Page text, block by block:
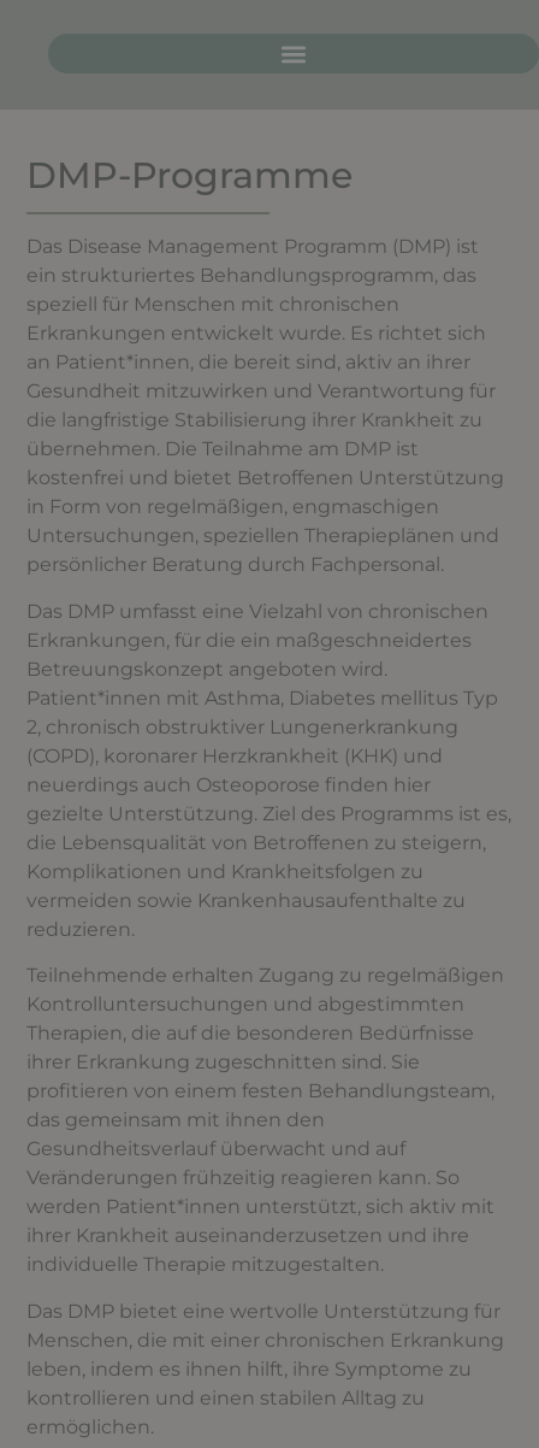
DMP-Programme
Das Disease Management Programm (DMP) ist
ein strukturiertes Behandlungsprogramm, das
speziell für Menschen mit chronischen
Erkrankungen entwickelt wurde. Es richtet sich
an Patient*innen, die bereit sind, aktiv an ihrer
Gesundheit mitzuwirken und Verantwortung für
die langfristige Stabilisierung ihrer Krankheit zu
übernehmen. Die Teilnahme am DMP ist
kostenfrei und bietet Betroffenen Unterstützung
in Form von regelmäßigen, engmaschigen
Untersuchungen, speziellen Therapieplänen und
persönlicher Beratung durch Fachpersonal.
Das DMP umfasst eine Vielzahl von chronischen
Erkrankungen, für die ein maßgeschneidertes
Betreuungskonzept angeboten wird.
Patient*innen mit Asthma, Diabetes mellitus Typ
2, chronisch obstruktiver Lungenerkrankung
(COPD), koronarer Herzkrankheit (KHK) und
neuerdings auch Osteoporose finden hier
gezielte Unterstützung. Ziel des Programms ist es,
die Lebensqualität von Betroffenen zu steigern,
Komplikationen und Krankheitsfolgen zu
vermeiden sowie Krankenhausaufenthalte zu
reduzieren.
Teilnehmende erhalten Zugang zu regelmäßigen
Kontrolluntersuchungen und abgestimmten
Therapien, die auf die besonderen Bedürfnisse
ihrer Erkrankung zugeschnitten sind. Sie
profitieren von einem festen Behandlungsteam,
das gemeinsam mit ihnen den
Gesundheitsverlauf überwacht und auf
Veränderungen frühzeitig reagieren kann. So
werden Patient*innen unterstützt, sich aktiv mit
ihrer Krankheit auseinanderzusetzen und ihre
individuelle Therapie mitzugestalten.
Das DMP bietet eine wertvolle Unterstützung für
Menschen, die mit einer chronischen Erkrankung
leben, indem es ihnen hilft, ihre Symptome zu
kontrollieren und einen stabilen Alltag zu
ermöglichen.